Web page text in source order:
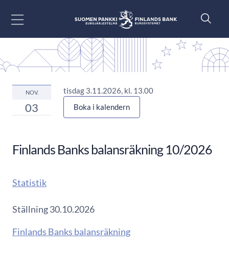
NOV.
03
tisdag 3.11.2026, kl. 13.00
Boka i kalendern
Finlands Banks balansräkning 10/2026
Statistik
Ställning 30.10.2026
Finlands Banks balansräkning